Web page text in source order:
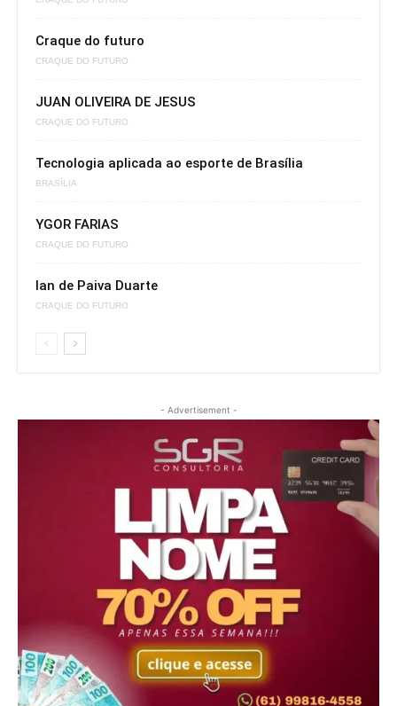
Craque do futuro
CRAQUE DO FUTURO
JUAN OLIVEIRA DE JESUS
CRAQUE DO FUTURO
Tecnologia aplicada ao esporte de Brasília
BRASÍLIA
YGOR FARIAS
CRAQUE DO FUTURO
Ian de Paiva Duarte
CRAQUE DO FUTURO
- Advertisement -